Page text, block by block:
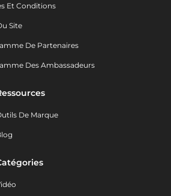
Et Conditions
Site
De Partenaires
Des Ambassadeurs
De Marque